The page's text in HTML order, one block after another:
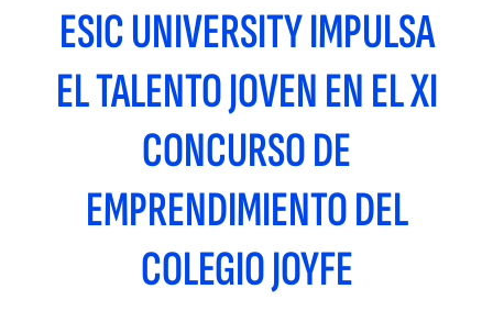
ESIC UNIVERSITY IMPULSA
EL TALENTO JOVEN EN EL XI
CONCURSO DE
EMPRENDIMIENTO DEL
COLEGIO JOYFE